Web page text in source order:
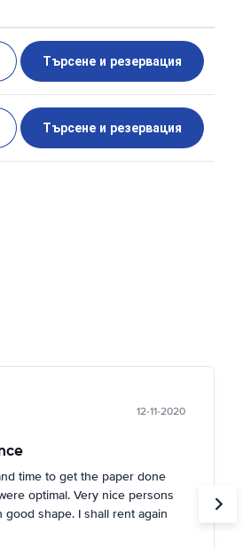
Търсене и резервация
Търсене и резервация
12-11-2020
time to get the paper done
optimal. Very nice persons
good shape. I shall rent again